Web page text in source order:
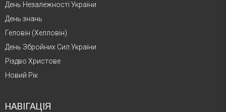
День Незалежності України
День знань
Геловін (Хелловін)
День Збройних Сил України
Різдво Христове
Новий Рік
НАВІГАЦІЯ